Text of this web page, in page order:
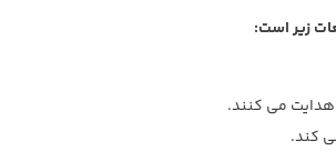
هدایت می کنند.
کند.